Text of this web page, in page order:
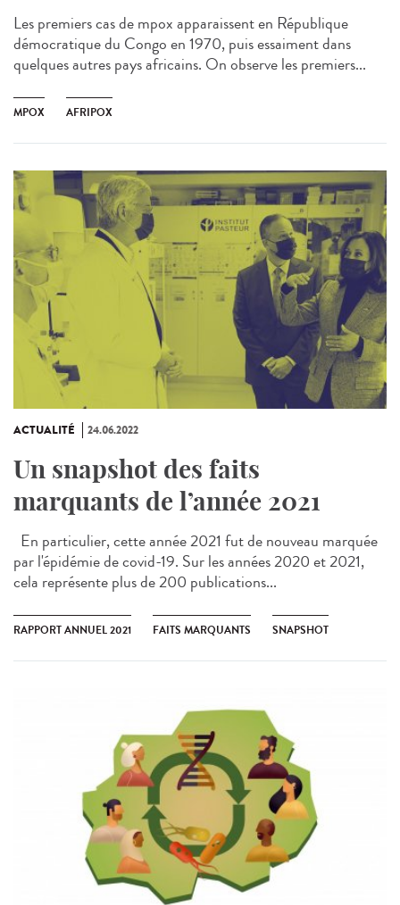
Les premiers cas de mpox apparaissent en République
démocratique du Congo en 1970, puis essaiment dans
quelques autres pays africains. On observe les premiers...
MPOX AFRIPOX
ACTUALITÉ 24.06.2022
Un snapshot des faits
marquants de l’année 2021
En particulier, cette année 2021 fut de nouveau marquée
par l'épidémie de covid-19. Sur les années 2020 et 2021,
cela représente plus de 200 publications...
RAPPORT ANNUEL 2021 FAITS MARQUANTS SNAPSHOT